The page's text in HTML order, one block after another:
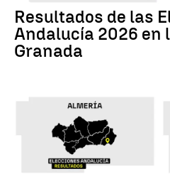
Resultados de las
Andalucía 2026 en
Granada